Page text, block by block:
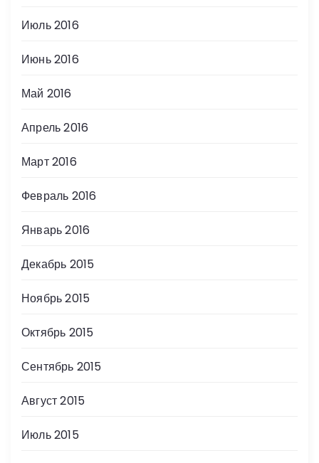
Июль 2016
Июнь 2016
Май 2016
Апрель 2016
Март 2016
Февраль 2016
Январь 2016
Декабрь 2015
Ноябрь 2015
Октябрь 2015
Сентябрь 2015
Август 2015
Июль 2015